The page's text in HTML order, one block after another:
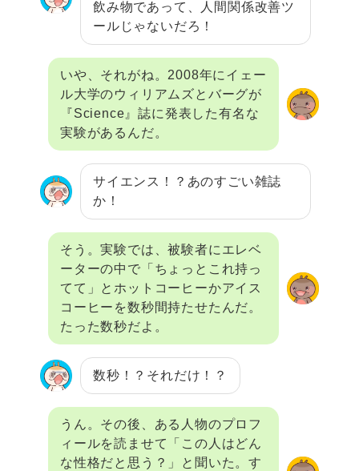
飲み物であって、人間関係改善ツ
ールじゃないだろ！
いや、それがね。2008年にイェー
ル大学のウィリアムズとバーグが
『Science』誌に発表した有名な
実験があるんだ。
サイエンス！？あのすごい雑誌
か！
そう。実験では、被験者にエレベ
ーターの中で「ちょっとこれ持っ
てて」とホットコーヒーかアイス
コーヒーを数秒間持たせたんだ。
たった数秒だよ。
数秒！？それだけ！？
うん。その後、ある人物のプロフ
ィールを読ませて「この人はどん
な性格だと思う？」と聞いた。す